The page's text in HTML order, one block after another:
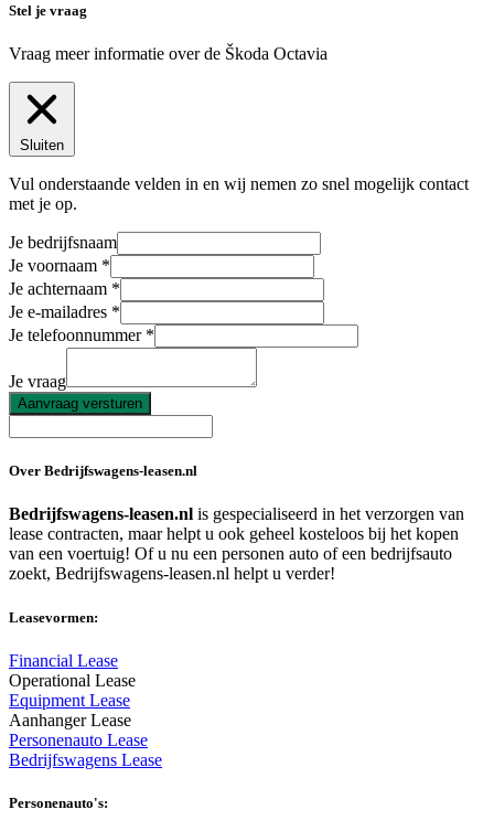
Stel je vraag
Vraag meer informatie over de Škoda Octavia
Sluiten
Vul onderstaande velden in en wij nemen zo snel mogelijk contact
met je op.
Je bedrijfsnaam
Je voornaam
Je achternaam
Je e-mailadres
Je telefoonnummer
Je vraag
Aanvraag versturen
Over Bedrijfswagens-leasen.nl
Bedrijfswagens-leasen.nl is gespecialiseerd in het verzorgen van
lease contracten, maar helpt u ook geheel kosteloos bij het kopen
van een voertuig! Of u nu een personen auto of een bedrijfsauto
zoekt, Bedrijfswagens-leasen.nl helpt u verder!
Leasevormen:
Financial Lease
Operational Lease
Equipment Lease
Aanhanger Lease
Personenauto Lease
Bedrijfswagens Lease
Personenauto's: